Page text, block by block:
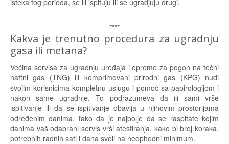
****
Kakva je trenutno procedura za ugradnju
gasa ili metana?
Većina servisa za ugradnju uređaja i opreme za pogon na tečni
naftni gas (TNG) ili komprimovani prirodni gas (KPG) nudi
svojim korisnicima kompletnu uslugu i pomoć sa papirologijom i
nakon same ugradnje. To podrazumeva da ili sami vrše
ispitivanje ili da se ispitivanje obavlja u njihovim prostorijama
određenim danima, tako da je najbolje da se raspitate kojim
danima vaš odabrani servis vrši atestiranja, kako bi broj koraka,
potrebnih radnih sati i dana sveli na neophodni minimum.